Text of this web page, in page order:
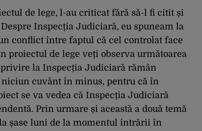
de lege, l-au criticat fără să-l fi citit și
Inspecția Judiciară, eu spuneam la
conflict între faptul că cel controlat face
proiectul de lege veți observa următoarea
la Inspecția Judiciară rămân
cuvânt în minus, pentru că în
se va vedea că Inspecția Judiciară
Prin urmare și această a două temă
șase luni de la momentul intrării în